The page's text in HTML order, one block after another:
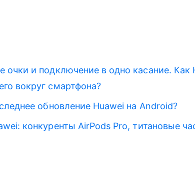
и подключение в одно касание. Как
вокруг смартфона?
обновление Huawei на Android?
конкуренты AirPods Pro, титановые